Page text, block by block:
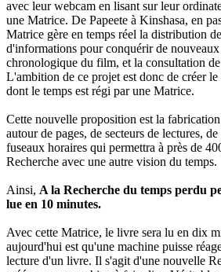
avec leur webcam en lisant sur leur
une Matrice. De Papeete à Kinshasa, en
Matrice gère en temps réel la distribution
d'informations pour conquérir de
chronologique du film, et la consultation
L'ambition de ce projet est donc de créer le
dont le temps est régi par une Matrice.
Cette nouvelle proposition est la
autour de pages, de secteurs de lectures,
fuseaux horaires qui permettra à près de
Recherche avec une autre vision du temps.
Ainsi, A la Recherche du temps perdu
lue en 10 minutes.
Avec cette Matrice, le livre sera lu en dix
aujourd'hui est qu'une machine puisse
lecture d'un livre. Il s'agit d'une nouvelle